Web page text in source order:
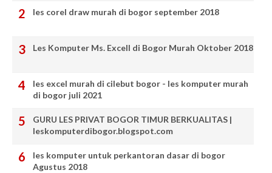
les corel draw murah di bogor september 2018
Les Komputer Ms. Excell di Bogor Murah Oktober 2018
les excel murah di cilebut bogor - les komputer murah
di bogor juli 2021
GURU LES PRIVAT BOGOR TIMUR BERKUALITAS |
leskomputerdibogor.blogspot.com
les komputer untuk perkantoran dasar di bogor
Agustus 2018